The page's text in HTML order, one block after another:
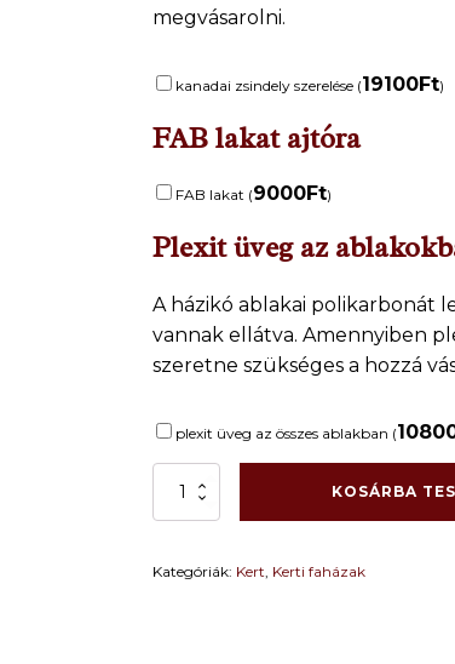
megvásarolni.
kanadai zsindely szerelése (19100Ft)
FAB lakat ajtóra
FAB lakat (9000Ft)
Plexit üveg az
A házikó ablakai polikarbonát
vannak ellátva. Amennyiben
szeretne szükséges a hozzá
plexit üveg az összes ablakban (
.Kerti
2,4
KOSÁRBA
Kategóriák: Kert Kerti faházak